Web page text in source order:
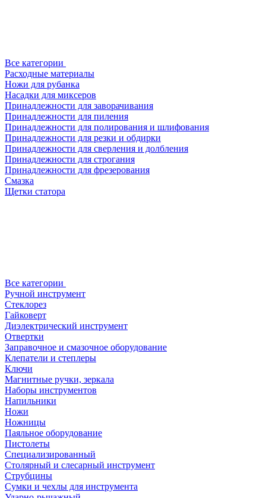
Все категории
Расходные материалы
Ножи для рубанка
Насадки для миксеров
Принадлежности для заворачивания
Принадлежности для пиления
Принадлежности для полирования и шлифования
Принадлежности для резки и обдирки
Принадлежности для сверления и долбления
Принадлежности для строгания
Принадлежности для фрезерования
Смазка
Щетки статора
Все категории
Ручной инструмент
Стеклорез
Гайковерт
Диэлектрический инструмент
Отвертки
Заправочное и смазочное оборудование
Клепатели и степлеры
Ключи
Магнитные ручки, зеркала
Наборы инструментов
Напильники
Ножи
Ножницы
Паяльное оборудование
Пистолеты
Специализированный
Столярный и слесарный инструмент
Струбцины
Сумки и чехлы для инструмента